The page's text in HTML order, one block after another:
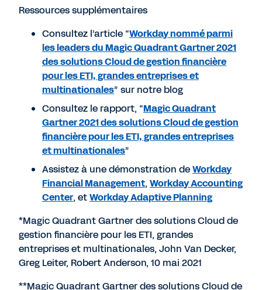
Ressources supplémentaires
Consultez l’article “Workday nommé parmi
les leaders du Magic Quadrant Gartner 2021
des solutions Cloud de gestion financière
pour les ETI, grandes entreprises et
multinationales” sur notre blog
Consultez le rapport, “Magic Quadrant
Gartner 2021 des solutions Cloud de gestion
financière pour les ETI, grandes entreprises
et multinationales”
Assistez à une démonstration deWorkday
Financial Management, Workday Accounting
Center, etWorkday Adaptive Planning
*Magic Quadrant Gartner des solutions Cloud de
gestion financière pour les ETI, grandes
entreprises et multinationales, John Van Decker,
Greg Leiter, Robert Anderson, 10 mai 2021
**Magic Quadrant Gartner des solutions Cloud de